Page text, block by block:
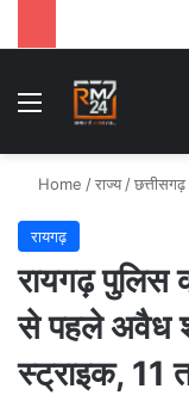
Menu
Home /राज्य /छत्तीसगढ़
रायगढ़
रायगढ़ पुलिस
से पहले अवैध
स्ट्राइक, 11